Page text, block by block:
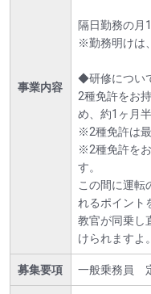
事業内容
隔日勤務の月
※勤務明けは
◆研修につい
2種免許をお
め、約1ヶ月
※2種免許は最
※2種免許を
す。
この間に運転
れるポイント
教官が同乗し
けられますよ。
募集要項 一般乗務員